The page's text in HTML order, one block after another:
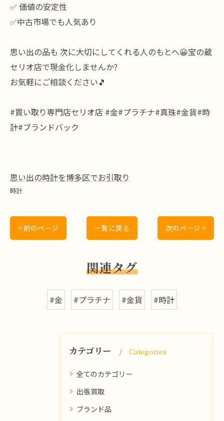
✅ 価値の安定性
✅中古市場でも人気あり
思い出の品も 次に大切にしてくれる人のもとへ😀宝の蔵
セリオ店で現金化しませんか?
お気軽にご相談ください🎵
#買い取り専門店セリオ店 #金#プラチナ#真珠#金貨#時
計#ブランドバック
思い出の時計を博多区でお引取り
時計
< 前のページ 一覧に戻る 次のページ >
関連タグ
#金 #プラチナ #金貨 #時計
カテゴリー Categories
全てのカテゴリー
出張買取
ブランド品